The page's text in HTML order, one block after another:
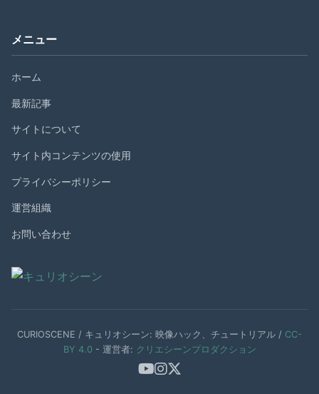
メニュー
ホーム
最新記事
サイトについて
サイト内コンテンツの使用
プライバシーポリシー
運営組織
お問い合わせ
CURIOSCENE / キュリオシーン: 映像ハック、チュートリアル / CC-
BY 4.0 - 運営者: クリエシーンプロダクション